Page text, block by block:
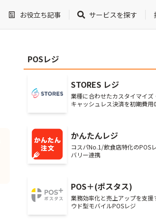
お役立ち記事 サービスを探す
POSレジ
STORES レジ
業種に合わせたカスタイマイズ
キャッシュレス決済を初期費用
かんたんレジ
コスパNo.1/飲食店特化のPOS
バリー連携
POS＋(ポスタス)
業務効率化と売上アップを支援
ウド型モバイルPOSレジ